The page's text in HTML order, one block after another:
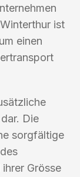
ist
einen
Die
sorgfältige
Grösse